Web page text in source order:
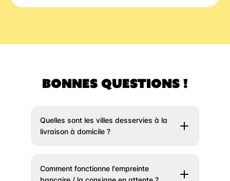
BONNES QUESTIONS !
Quelles sont les villes desservies à la
livraison à domicile ?
ville est éligible à la livraison. Si votre ville
Comment fonctionne l'empreinte